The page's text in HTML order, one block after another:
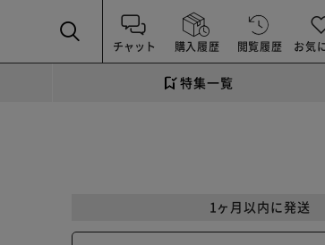
チャット 購入履歴 閲覧履歴 お気
特集一覧
1ヶ月以内に発送